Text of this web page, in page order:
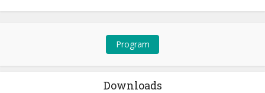
Program
Downloads